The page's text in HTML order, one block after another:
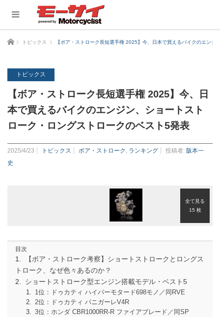
ホーム トピックス 【ボア・ストローク長短選手権 2025】今、日本で買えるバイクのエン
トピックス
【ボア・ストローク長短選手権 2025】今、日
本で買えるバイクのエンジン、ショートスト
ローク・ロングストロークのベスト5発表
2025/4/23 トピックス ボア・ストローク ランキング 投稿者: 阪本一
史
全て見る
15 枚
目次
【ボア・ストローク考察】ショートストロークとロングス
トローク、なぜ色々あるのか？
ショートストローク型エンジン搭載モデル・ベスト5
1位：ドゥカティ ハイパーモタード698モノ／同RVE
2位：ドゥカティ パニガーレV4R
3位：ホンダ CBR1000RR-R ファイアブレード／同SP